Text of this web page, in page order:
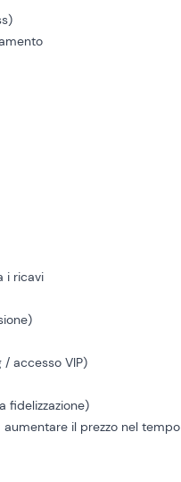
i ricavi
accesso VIP)
fidelizzazione)
il prezzo nel tempo